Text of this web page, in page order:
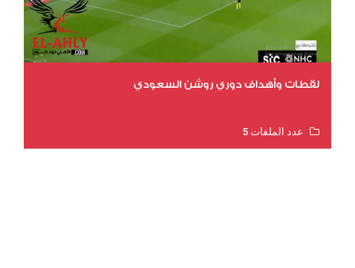
لقطات وأهداف دوري روشن السعودي
عدد الملفات 5